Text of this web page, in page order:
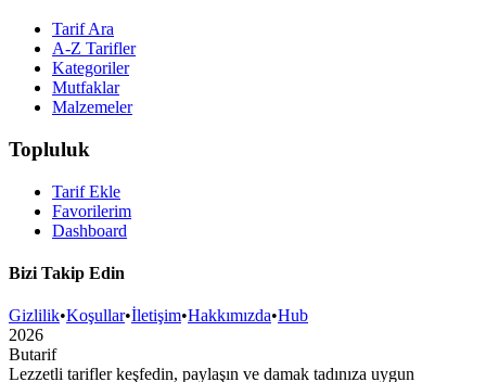
Tarif Ara
A-Z Tarifler
Kategoriler
Mutfaklar
Malzemeler
Topluluk
Tarif Ekle
Favorilerim
Dashboard
Bizi Takip Edin
Gizlilik•Koşullar•İletişim•Hakkımızda•Hub
2026
Butarif
Lezzetli tarifler keşfedin, paylaşın ve damak tadınıza uygun